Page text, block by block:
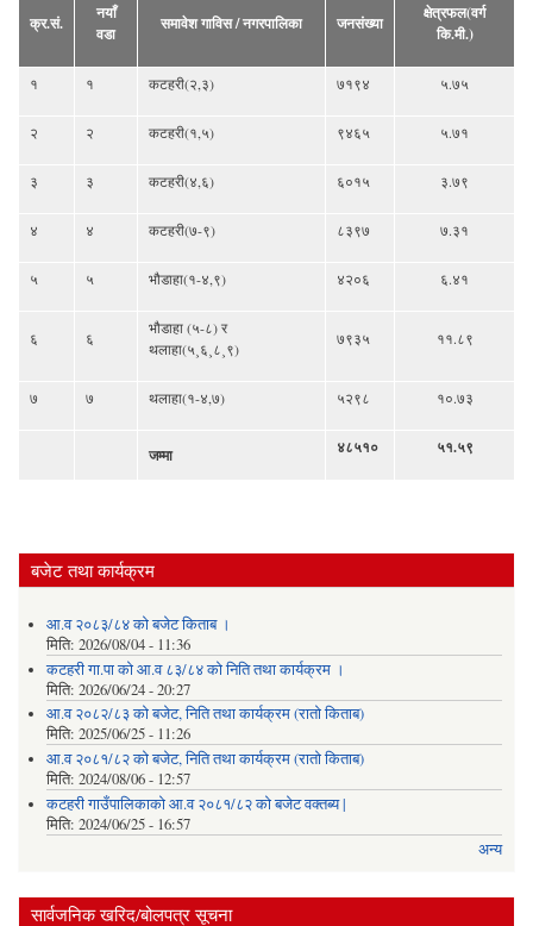
क्र.सं.
नयाँ
वडा
समावेश गाविस / नगरपालिका जनसंख्या
क्षेत्रफल(वर्ग
कि.मी.)
१ १ कटहरी(२,३) ७१९४ ५.७५
२ २ कटहरी(१,५) ९४६५ ५.७१
३ ३ कटहरी(४,६) ६०१५ ३.७९
४ ४ कटहरी(७-९) ८३९७ ७.३१
५ ५ भौडाहा(१-४,९) ४२०६ ६.४१
६ ६
भौडाहा (५-८) र
थलाहा(५¸६¸८¸९)
७९३५ ११.८९
७ ७ थलाहा(१-४,७) ५२९८ १०.७३
जम्मा ४८५१० ५१.५९
बजेट तथा कार्यक्रम
आ.व २०८३/८४ को बजेट किताब ।
मिति: 2026/08/04 - 11:36
कटहरी गा.पा को आ.व ८३/८४ को निति तथा कार्यक्रम ।
मिति: 2026/06/24 - 20:27
आ.व २०८२/८३ को बजेट, निति तथा कार्यक्रम (रातो किताब)
मिति: 2025/06/25 - 11:26
आ.व २०८१/८२ को बजेट, निति तथा कार्यक्रम (रातो किताब)
मिति: 2024/08/06 - 12:57
कटहरी गाउँपालिकाको आ.व २०८१/८२ को बजेट वक्तब्य |
मिति: 2024/06/25 - 16:57
अन्य
सार्वजनिक खरिद/बोलपत्र सूचना